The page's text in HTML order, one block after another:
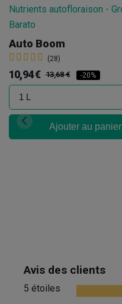
Auto Boom
(28)
10,94 € 13,68 € -20%
Ajouter au panier
Avis des clients
5 étoiles